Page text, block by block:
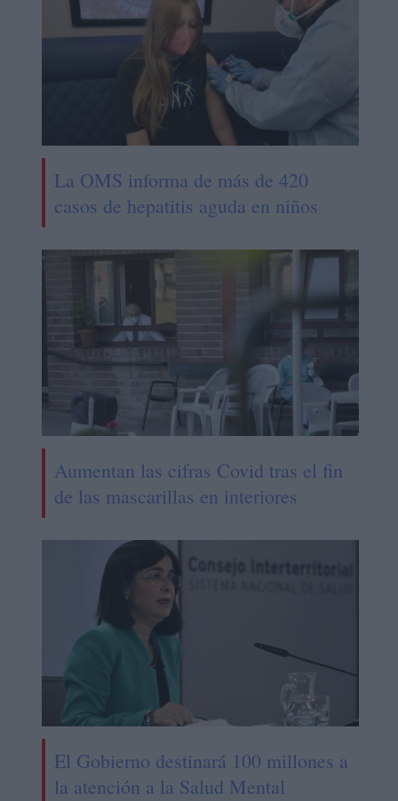
La OMS informa de más de 420
casos de hepatitis aguda en niños
Aumentan las cifras Covid tras el fin
de las mascarillas en interiores
El Gobierno destinará 100 millones a
la atención a la Salud Mental